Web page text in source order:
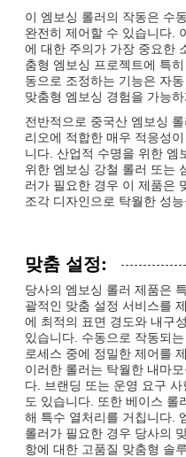
이 엠보싱 롤러의 작동은 수
완전히 제어할 수 있습니다.
에 대한 주의가 가장 중요한
춤형 엠보싱 프로젝트에 특
동으로 조정하는 기능은 자
맞춤형 엠보싱 경험을 가능하
전반적으로 중국산 엠보싱
리오에 적합한 매우 적응성
니다. 산업적 수명을 위한 엠
위한 엠보싱 강철 롤러 또는
러가 필요한 경우 이 제품은
조각 디자인으로 탁월한 성
맞춤 설정:
당사의 엠보싱 롤러 제품은
괄적인 맞춤 설정 서비스를
에 최적의 표면 경도와 내구
있습니다. 수동으로 작동되
로세스 중에 정밀한 제어를
이러한 롤러는 탁월한 내마
다. 브랜딩 또는 운영 요구
도 있습니다. 또한 베이스 롤
해 특수 열처리를 거칩니다.
롤러가 필요한 경우 당사의
항에 대한 고품질 맞춤형 솔